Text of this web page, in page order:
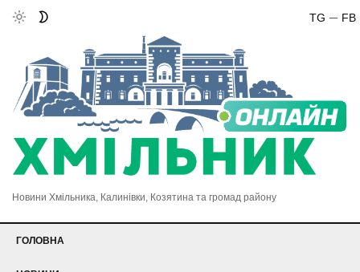
FB
TG
Новини Хмільника, Калинівки, Козятина та громад району
ГОЛОВНА